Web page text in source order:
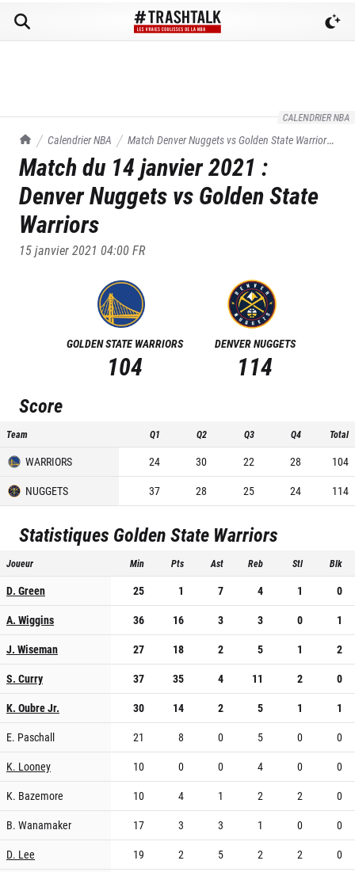
CALENDRIER NBA
TrashTalk Actu NBA
Calendrier NBA Match Denver Nuggets vsGolden State Warriors
du 14/01/2021
Match du 14 janvier 2021 :
Denver Nuggets vs Golden State
Warriors
15 janvier 2021 04:00FR
GOLDEN STATE WARRIORS
104
DENVER NUGGETS
114
Score
Team Q1 Q2 Q3 Q4 Total
WARRIORS 24 30 22 28
104
NUGGETS
37 28 25 24 114
Statistiques Golden State Warriors
Joueur Min Pts Ast Reb Stl Blk
D. Green 25 1 7 4 1
0
A. Wiggins
36 16 3 3 0
1
J. Wiseman
27 18 2 5 1
2
S. Curry
37 35 4 11 2
0
K. Oubre Jr.
30 14 2 5 1
1
E. Paschall
21 8 0 5 0
0
K. Looney
10 0 0 4 0
0
K. Bazemore
10 4 1 2 2
0
B. Wanamaker
17 3 3 1 0
0
D. Lee
19 2 5 2 2
0